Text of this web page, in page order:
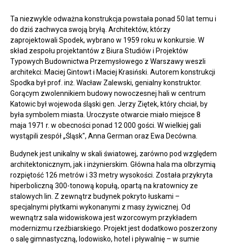
Ta niezwykle odważna konstrukcja powstała ponad 50 lat temu i
do dziś zachwyca swoją bryłą. Architektów, którzy
zaprojektowali Spodek, wybrano w 1959 roku w konkursie. W
skład zespołu projektantów z Biura Studiów i Projektów
Typowych Budownictwa Przemysłowego z Warszawy weszli
architekci: Maciej Gintowt i Maciej Krasiński. Autorem konstrukcji
Spodka był prof. inż. Wacław Zalewski, genialny konstruktor.
Gorącym zwolennikiem budowy nowoczesnej hali w centrum
Katowic był wojewoda śląski gen. Jerzy Ziętek, który chciał, by
była symbolem miasta. Uroczyste otwarcie miało miejsce 8
maja 1971 r. w obecności ponad 12 000 gości. W wielkiej gali
wystąpili zespół „Śląsk", Anna German oraz Ewa Decówna.
Budynek jest unikalny w skali światowej, zarówno pod względem
architektonicznym, jak i inżynierskim. Główna hala ma olbrzymią
rozpiętość 126 metrów i 33 metry wysokości. Została przykryta
hiperboliczną 300-tonową kopułą, opartą na kratownicy ze
stalowych lin. Z zewnątrz budynek pokryto łuskami –
specjalnymi płytkami wykonanymi z masy żywicznej. Od
wewnątrz sala widowiskowa jest wzorcowym przykładem
modernizmu rzeźbiarskiego. Projekt jest dodatkowo poszerzony
o salę gimnastyczną, lodowisko, hotel i pływalnię – w sumie